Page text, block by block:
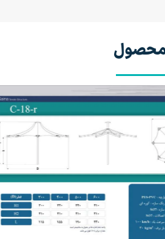
محصول